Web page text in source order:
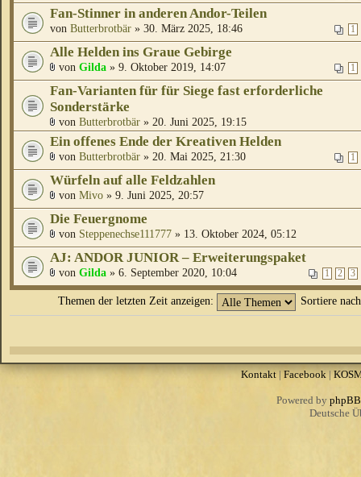
Fan-Stinner in anderen Andor-Teilen
1
von Butterbrotbär » 30. März 2025, 18:46
Alle Helden ins Graue Gebirge
1
von Gilda » 9. Oktober 2019, 14:07
Fan-Varianten für für Siege fast erforderliche
Sonderstärke
von Butterbrotbär » 20. Juni 2025, 19:15
Ein offenes Ende der Kreativen Helden
1
von Butterbrotbär » 20. Mai 2025, 21:30
Würfeln auf alle Feldzahlen
von Mivo » 9. Juni 2025, 20:57
Die Feuergnome
von Steppenechse111777 » 13. Oktober 2024, 05:12
AJ: ANDOR JUNIOR – Erweiterungspaket
1 2 3
von Gilda » 6. September 2020, 10:04
Themen der letzten Zeit anzeigen: Sortiere
Kontakt|Facebook|
Powered by phpBB
Deutsche